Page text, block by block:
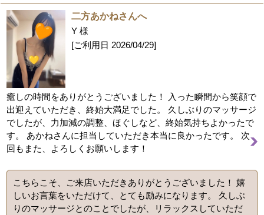
二方あかねさんへ
Y 様
[ご利用日 2026/04/29]
癒しの時間をありがとうございました！ 入った瞬間から笑顔で
出迎えていただき、終始大満足でした。 久しぶりのマッサージ
でしたが、力加減の調整、ほぐしなど、終始気持ちよかったで
す。 あかねさんに担当していただき本当に良かったです。 次
回もまた、よろしくお願いします！
こちらこそ、ご来店いただきありがとうございました！ 嬉
しいお言葉をいただけて、とても励みになります。 久しぶ
りのマッサージとのことでしたが、リラックスしていただ